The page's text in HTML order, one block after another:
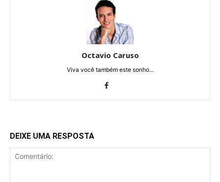
Octavio Caruso
Viva você também este sonho...
DEIXE UMA RESPOSTA